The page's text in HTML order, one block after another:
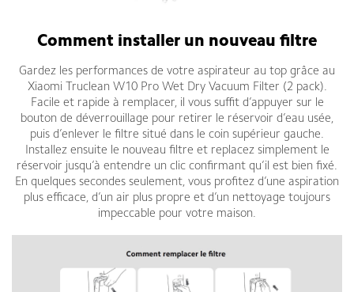
Comment installer un nouveau filtre
Gardez les performances de votre aspirateur au top grâce au
Xiaomi Truclean W10 Pro Wet Dry Vacuum Filter (2 pack).
Facile et rapide à remplacer, il vous suffit d’appuyer sur le
bouton de déverrouillage pour retirer le réservoir d’eau usée,
puis d’enlever le filtre situé dans le coin supérieur gauche.
Installez ensuite le nouveau filtre et replacez simplement le
réservoir jusqu’à entendre un clic confirmant qu’il est bien fixé.
En quelques secondes seulement, vous profitez d’une aspiration
plus efficace, d’un air plus propre et d’un nettoyage toujours
impeccable pour votre maison.